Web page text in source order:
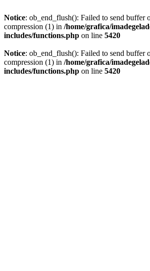
Notice: ob_end_flush(): Failed to send buffer
compression (1) in /home/grafica/
includes/functions.php on line 5420
Notice: ob_end_flush(): Failed to send buffer
compression (1) in /home/grafica/
includes/functions.php on line 5420